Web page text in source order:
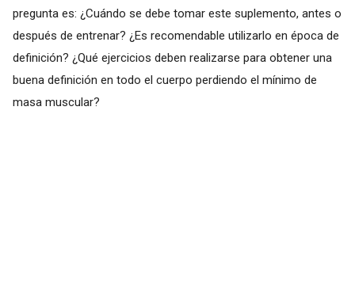
pregunta es: ¿Cuándo se debe tomar este suplemento, antes o
después de entrenar? ¿Es recomendable utilizarlo en época de
definición? ¿Qué ejercicios deben realizarse para obtener una
buena definición en todo el cuerpo perdiendo el mínimo de
masa muscular?